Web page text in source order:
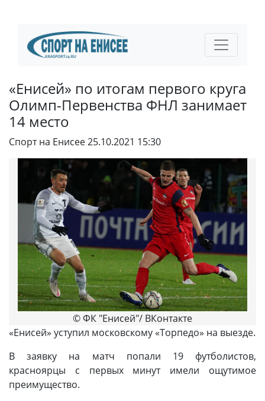
«Енисей» по итогам первого круга
Олимп-Первенства ФНЛ занимает
14 место
Спорт на Енисее25.10.2021 15:30
© ФК "Енисей"/ ВКонтакте
«Енисей» уступил московскому «Торпедо» на выезде.
В заявку на матч попали 19 футболистов,
красноярцы с первых минут имели ощутимое
преимущество.